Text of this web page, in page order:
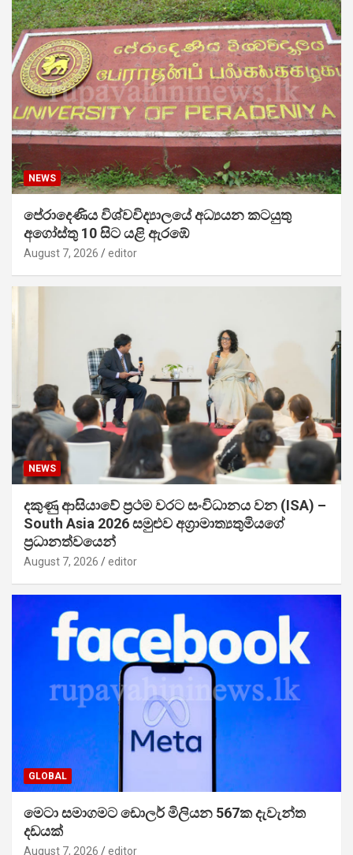
NEWS
පේරාදෙණිය විශ්වවිද්‍යාලයේ අධ්‍යයන කටයුතු
අගෝස්තු 10 සිට යළි ඇරඹේ
August 7, 2026 editor
NEWS
දකුණු ආසියාවේ ප්‍රථම වරට සංවිධානය වන (ISA) –
South Asia 2026 සමුළුව අග්‍රාමාත්‍යතුමියගේ
ප්‍රධානත්වයෙන්
August 7, 2026 editor
GLOBAL
මෙටා සමාගමට ඩොලර් මිලියන 567ක දැවැන්ත
දඩයක්
August 7, 2026 editor